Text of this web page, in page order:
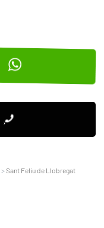
Sant Feliu de Llobregat